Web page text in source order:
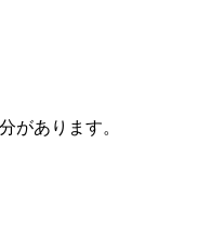
があります。